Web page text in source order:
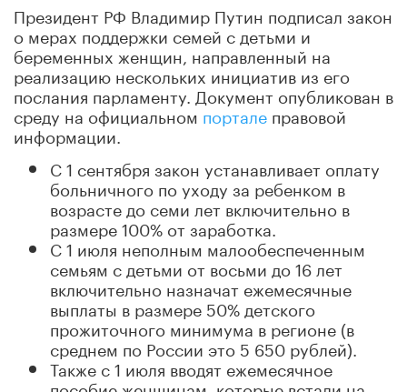
Президент РФ Владимир Путин подписал закон
о мерах поддержки семей с детьми и
беременных женщин, направленный на
реализацию нескольких инициатив из его
послания парламенту. Документ опубликован в
среду на официальном портале правовой
информации.
С 1 сентября закон устанавливает оплату
больничного по уходу за ребенком в
возрасте до семи лет включительно в
размере 100% от заработка.
С 1 июля неполным малообеспеченным
семьям с детьми от восьми до 16 лет
включительно назначат ежемесячные
выплаты в размере 50% детского
прожиточного минимума в регионе (в
среднем по России это 5 650 рублей).
Также с 1 июля вводят ежемесячное